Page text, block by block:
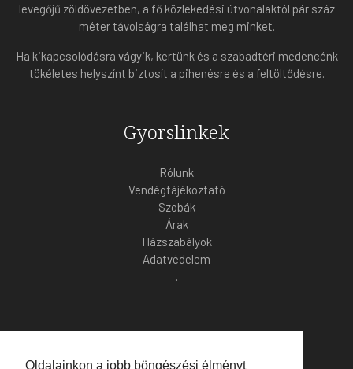
Oldalainkon a jobb böngészési élményt
levegőjű zöldövezetben, a fő közlekedési útvonalaktól pár száz
méter távolságra találhat meg minket.
Ha kikapcsolódásra vágyik, kertünk és a szabadtéri medencénk
tökéletes helyszínt biztosít a pihenésre és a feltöltődésre.
Gyorslinkek
Rólunk
Vendégtájékoztató
Szobák
Árak
Házszabályok
Adatvédelem
.